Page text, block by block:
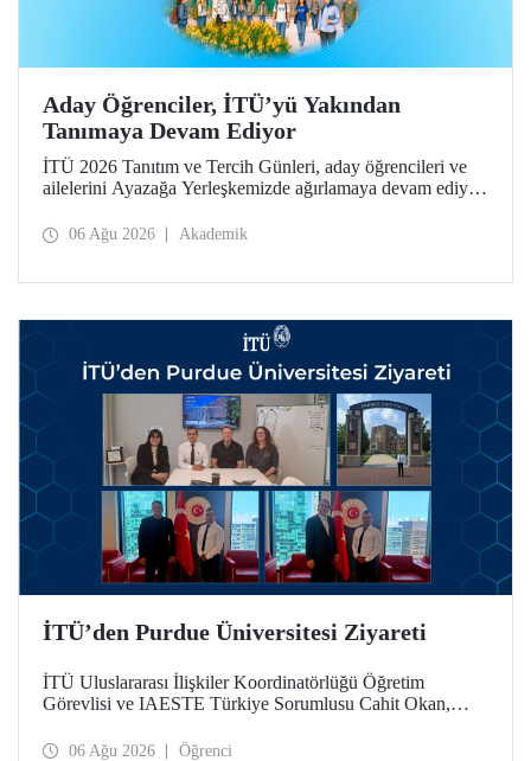
Aday Öğrenciler, İTÜ’yü Yakından
Tanımaya Devam Ediyor
İTÜ 2026 Tanıtım ve Tercih Günleri, aday öğrencileri ve
ailelerini Ayazağa Yerleşkemizde ağırlamaya devam ediyor.
ilgili fakülte ve birimler adaylara bilgi vermeye devam
06 Ağu 2026 Akademik
İTÜ’den Purdue Üniversitesi Ziyareti
İTÜ Uluslararası İlişkiler Koordinatörlüğü Öğretim
Görevlisi ve IAESTE Türkiye Sorumlusu Cahit Okan,
Temmuz tarihlerinde ABD’de dünyanın önde gelen
06 Ağu 2026 Öğrenci